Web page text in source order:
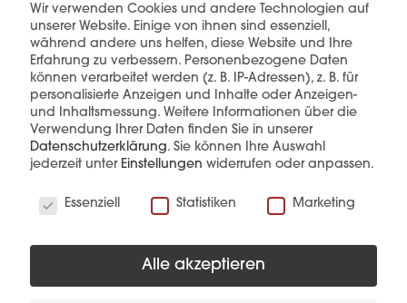
einer Hand.
mehr erfahren
Diese Produkte könnten Sie auch
interessieren
Wir verwenden Cookies und andere Technologien auf
unserer Website. Einige von ihnen sind essenziell,
während andere uns helfen, diese Website und Ihre
Erfahrung zu verbessern. Personenbezogene Daten
können verarbeitet werden (z. B. IP-Adressen), z. B. für
personalisierte Anzeigen und Inhalte oder Anzeigen-
und Inhaltsmessung. Weitere Informationen über die
Verwendung Ihrer Daten finden Sie in unserer
Datenschutzerklärung. Sie können Ihre Auswahl
jederzeit unter Einstellungen widerrufen oder anpassen.
Essenziell
Statistiken Marketing
Alle akzeptieren